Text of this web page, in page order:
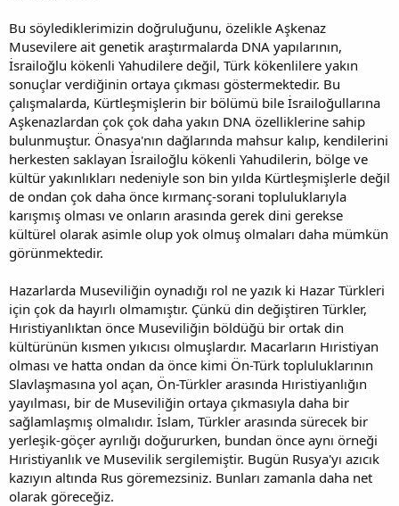
Bu söylediklerimizin doğruluğunu, özelikle Aşkenaz
Musevilere ait genetik araştırmalarda DNA yapılarının,
İsrailoğlu kökenli Yahudilere değil, Türk kökenlilere yakın
sonuçlar verdiğinin ortaya çıkması göstermektedir. Bu
çalışmalarda, Kürtleşmişlerin bir bölümü bile İsrailoğullarına
Aşkenazlardan çok çok daha yakın DNA özelliklerine sahip
bulunmuştur. Önasya'nın dağlarında mahsur kalıp, kendilerini
herkesten saklayan İsrailoğlu kökenli Yahudilerin, bölge ve
kültür yakınlıkları nedeniyle son bin yılda Kürtleşmişlerle değil
de ondan çok daha önce kırmanç-sorani topluluklarıyla
karışmış olması ve onların arasında gerek dini gerekse
kültürel olarak asimle olup yok olmuş olmaları daha mümkün
görünmektedir.
Hazarlarda Museviliğin oynadığı rol ne yazık ki Hazar Türkleri
için çok da hayırlı olmamıştır. Çünkü din değiştiren Türkler,
Hıristiyanlıktan önce Museviliğin böldüğü bir ortak din
kültürünün kısmen yıkıcısı olmuşlardır. Macarların Hıristiyan
olması ve hatta ondan da önce kimi Ön-Türk topluluklarının
Slavlaşmasına yol açan, Ön-Türkler arasında Hıristiyanlığın
yayılması, bir de Museviliğin ortaya çıkmasıyla daha bir
sağlamlaşmış olmalıdır. İslam, Türkler arasında sürecek bir
yerleşik-göçer ayrılığı doğururken, bundan önce aynı örneği
Hıristiyanlık ve Musevilik sergilemiştir. Bugün Rusya'yı azıcık
kazıyın altında Rus göremezsiniz. Bunları zamanla daha net
olarak göreceğiz.